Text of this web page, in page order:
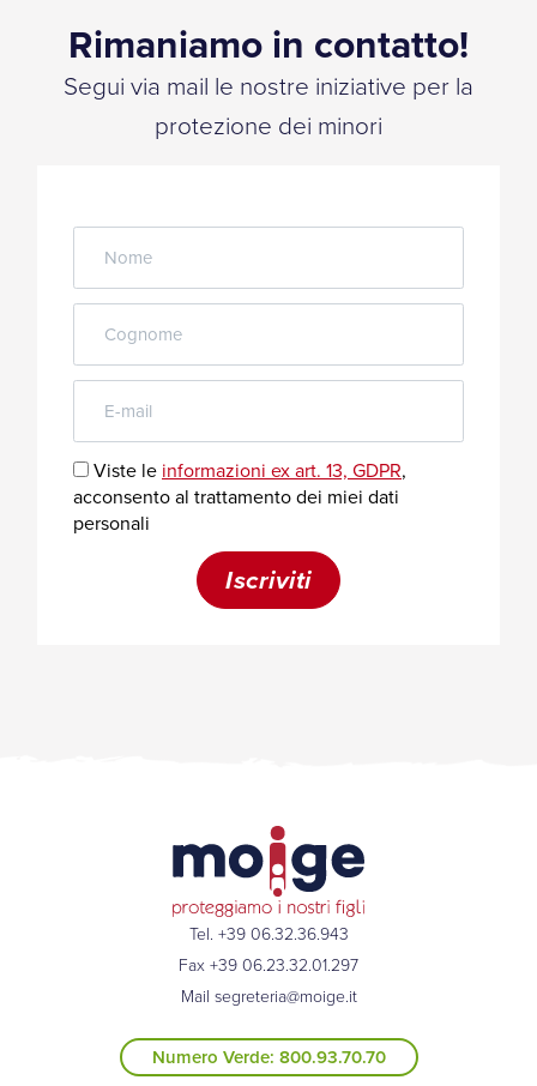
Rimaniamo in contatto!
Segui via mail le nostre iniziative per la
protezione dei minori
Tel. +39 06.32.36.943
Fax +39 06.23.32.01.297
Mail segreteria@moige.it
Numero Verde: 800.93.70.70